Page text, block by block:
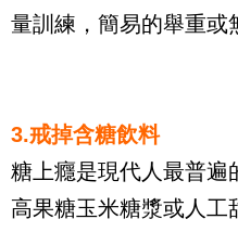
量訓練，簡易的舉重或
3.戒掉含糖飲料
糖上癮是現代人最普遍
高果糖玉米糖漿或人工